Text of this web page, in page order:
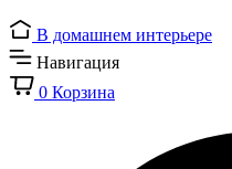
В домашнем интерьере
Навигация
0 Корзина